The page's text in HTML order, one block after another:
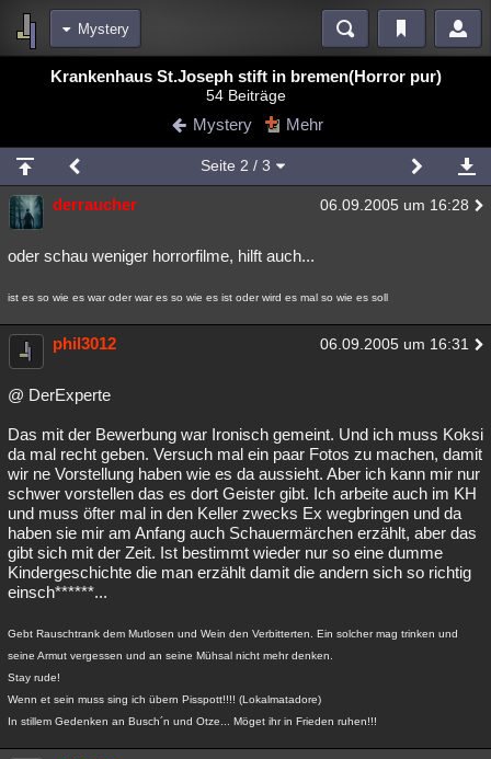
Mystery
Bereiche
Blogs
Chat Wiki Neuigkeiten
meine Rubriken
Menschen Wissenschaft Mystery Kriminalfälle
Spiritualität Verschwörungen Technologie
Natur Umfragen Unterhaltung
weitere Rubriken
Philosophie
Astronomie
Musik Clash Verbesserungen Allmystery English
Übersichten
Besucht Teilgenommen Alle Neue Geschlossen
Lesenswert Schlüsselwörter
Krankenhaus St.Joseph stift in bremen(Horror pur)
54 Beiträge
Mystery Mehr
Seite 2 / 3
derraucher 06.09.2005 um 16:28
oder schau weniger horrorfilme, hilft auch...
ist es so wie es war oder war es so wie es ist oder wird es mal so wie es soll
phil3012 06.09.2005 um 16:31
@ DerExperte
Das mit der Bewerbung war Ironisch gemeint. Und ich muss Koksi
da mal recht geben. Versuch mal ein paar Fotos zu machen, damit
wir ne Vorstellung haben wie es da aussieht. Aber ich kann mir nur
schwer vorstellen das es dort Geister gibt. Ich arbeite auch im KH
und muss öfter mal in den Keller zwecks Ex wegbringen und da
haben sie mir am Anfang auch Schauermärchen erzählt, aber das
gibt sich mit der Zeit. Ist bestimmt wieder nur so eine dumme
Kindergeschichte die man erzählt damit die andern sich so richtig
einsch******...
Gebt Rauschtrank dem Mutlosen und Wein den Verbitterten. Ein solcher mag trinken und
seine Armut vergessen und an seine Mühsal nicht mehr denken.
Stay rude!
Wenn et sein muss sing ich übern Pisspott!!!! (Lokalmatadore)
In stillem Gedenken an Busch´n und Otze... Möget ihr in Frieden ruhen!!!